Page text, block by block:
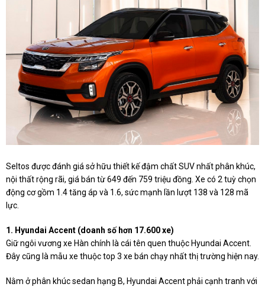
Seltos được đánh giá sở hữu thiết kế đậm chất SUV nhất phân khúc,
nội thất rộng rãi, giá bán từ 649 đến 759 triệu đồng. Xe có 2 tuỳ chọn
động cơ gồm 1.4 tăng áp và 1.6, sức mạnh lần lượt 138 và 128 mã
lực.
1. Hyundai Accent (doanh số hơn 17.600 xe)
Giữ ngôi vương xe Hàn chính là cái tên quen thuộc Hyundai Accent.
Đây cũng là mẫu xe thuộc top 3 xe bán chạy nhất thị trường hiện nay.
Nằm ở phân khúc sedan hạng B, Hyundai Accent phải cạnh tranh với